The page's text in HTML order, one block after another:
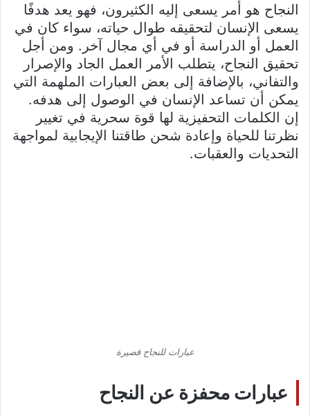
النجاح هو أمر يسعى إليه الكثيرون، فهو يعد هدفًا
يسعى الإنسان لتحقيقه طوال حياته، سواء كان في
العمل أو الدراسة أو في أي مجال آخر. ومن أجل
تحقيق النجاح، يتطلب الأمر العمل الجاد والإصرار
والتفاني، بالإضافة إلى بعض العبارات الملهمة التي
يمكن أن تساعد الإنسان في الوصول إلى هدفه.
إن الكلمات التحفيزية لها قوة سحرية في تغيير
نظرتنا للحياة وإعادة شحن طاقتنا الإيجابية لمواجهة
التحديات والعقبات.
عبارات للنجاح قصيرة
عبارات محفزة عن النجاح